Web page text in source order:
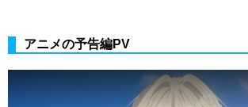
アニメの予告編PV